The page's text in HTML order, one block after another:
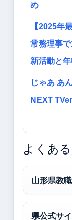
め
【2025年
常務理事
新活動と
じゃあ あ
NEXT
よくあ
山形県教
県公式サ